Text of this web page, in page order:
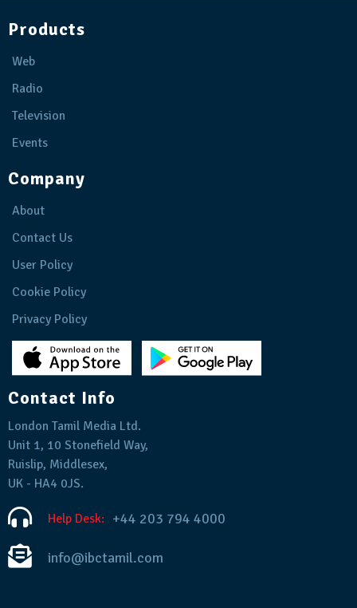
Products
Web
Radio
Television
Events
Company
About
Contact Us
User Policy
Cookie Policy
Privacy Policy
Contact Info
London Tamil Media Ltd.
Unit 1, 10 Stonefield Way,
Ruislip, Middlesex,
UK - HA4 0JS.
Help Desk: +44 203 794 4000
info@ibctamil.com